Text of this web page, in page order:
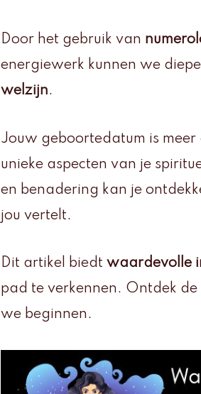
Door het gebruik van
energiewerk kunnen we
welzijn.
Jouw geboortedatum is
unieke aspecten van je
en benadering kan je
jou vertelt.
Dit artikel biedt waardevolle
pad te verkennen. Ontdek
we beginnen.